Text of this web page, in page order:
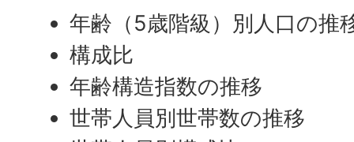
年齢（5歳階級）別人口の推
構成比
年齢構造指数の推移
世帯人員別世帯数の推移